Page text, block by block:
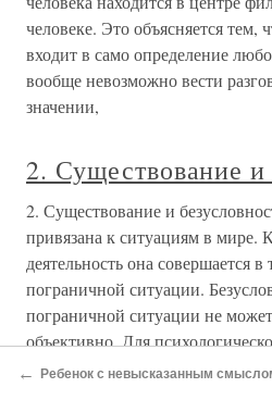
человеке. Это объясняется тем,
входит в само определение
вообще невозможно вести
значении,
2. Существование и
2. Существование и
привязана к ситуациям в мире.
деятельность она совершается
пограничной ситуации.
пограничной ситуации не
объективно. Для
← Ребенок с невысказанным